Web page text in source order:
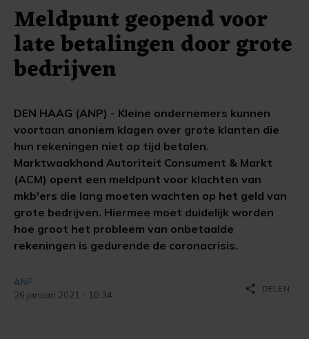
Meldpunt geopend voor
late betalingen door grote
bedrijven
DEN HAAG (ANP) - Kleine ondernemers kunnen
voortaan anoniem klagen over grote klanten die
hun rekeningen niet op tijd betalen.
Marktwaakhond Autoriteit Consument & Markt
(ACM) opent een meldpunt voor klachten van
mkb'ers die lang moeten wachten op het geld van
grote bedrijven. Hiermee moet duidelijk worden
hoe groot het probleem van onbetaalde
rekeningen is gedurende de coronacrisis.
ANP
26 januari 2021 - 10:34
share DELEN